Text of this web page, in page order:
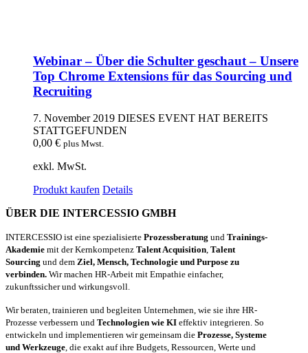
Webinar – Über die Schulter geschaut – Unsere
Top Chrome Extensions für das Sourcing und
Recruiting
7. November 2019 DIESES EVENT HAT BEREITS
STATTGEFUNDEN
0,00 € plus Mwst.
exkl. MwSt.
Produkt kaufen Details
ÜBER DIE INTERCESSIO GMBH
INTERCESSIO ist eine spezialisierte Prozessberatung und Trainings-
Akademie mit der Kernkompetenz Talent Acquisition Talent
Sourcing und dem Ziel, Mensch, Technologie und Purpose zu
verbinden. Wir machen HR-Arbeit mit Empathie einfacher,
zukunftssicher und wirkungsvoll.
Wir beraten, trainieren und begleiten Unternehmen, wie sie ihre HR-
Prozesse verbessern und Technologien wie KI effektiv integrieren. So
entwickeln und implementieren wir gemeinsam die Prozesse, Systeme
und Werkzeuge , die exakt auf ihre Budgets, Ressourcen, Werte und